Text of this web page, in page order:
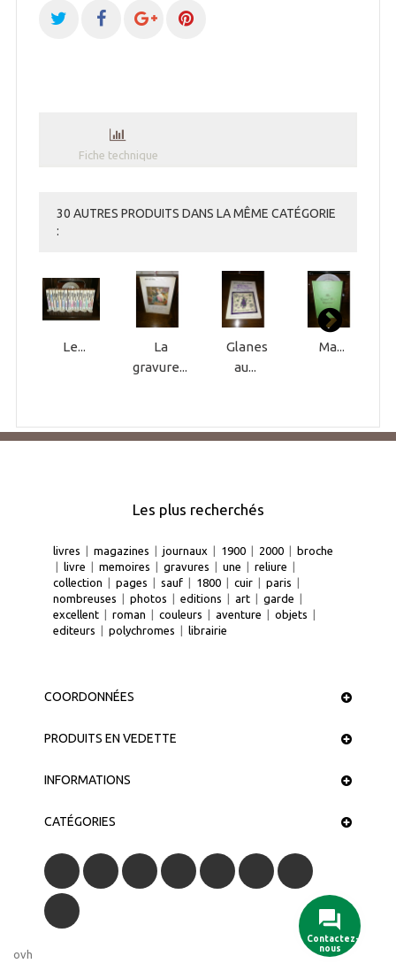
Fiche technique
30 AUTRES PRODUITS DANS LA MÊME CATÉGORIE
:
Le...
La
gravure...
Glanes
au...
Ma...
Les plus recherchés
livres | magazines | journaux | 1900 | 2000 | broche
| livre | memoires | gravures | une | reliure |
collection | pages | sauf | 1800 | cuir | paris |
nombreuses | photos | editions | art | garde |
excellent | roman | couleurs | aventure | objets |
editeurs | polychromes | librairie
COORDONNÉES
PRODUITS EN VEDETTE
INFORMATIONS
CATÉGORIES
Contactez-
nous
ovh